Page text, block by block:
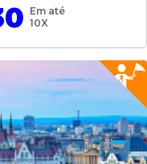
Em até
10X